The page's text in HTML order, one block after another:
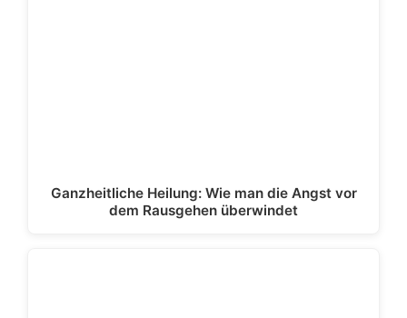
Ganzheitliche Heilung: Wie man die Angst vor
dem Rausgehen überwindet